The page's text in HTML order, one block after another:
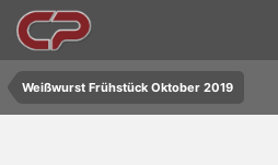
Weißwurst Frühstück Oktober 2019